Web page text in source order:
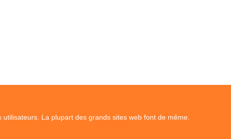
La plupart des grands sites web font de même.